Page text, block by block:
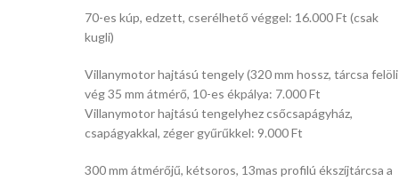
70-es kúp, edzett, cserélhető véggel: 16.000 Ft (csak
kugli)
Villanymotor hajtású tengely (320 mm hossz, tárcsa felöli
vég 35 mm átmérő, 10-es ékpálya: 7.000 Ft
Villanymotor hajtású tengelyhez csőcsapágyház,
csapágyakkal, zéger gyűrűkkel: 9.000 Ft
300 mm átmérőjű, kétsoros, 13mas profilú ékszíjtárcsa a